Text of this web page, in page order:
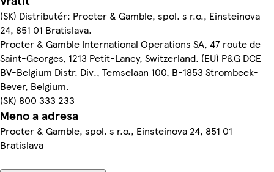
(SK) Distributér: Procter & Gamble, spol. s r.o., Einsteinova
24, 851 01 Bratislava.
Procter & Gamble International Operations SA, 47 route de
Saint-Georges, 1213 Petit-Lancy, Switzerland. (EU) P&G DCE
BV-Belgium Distr. Div., Temselaan 100, B-1853 Strombeek-
Bever, Belgium.
(SK) 800 333 233
Meno a adresa
Procter & Gamble, spol. s r.o., Einsteinova 24, 851 01
Bratislava